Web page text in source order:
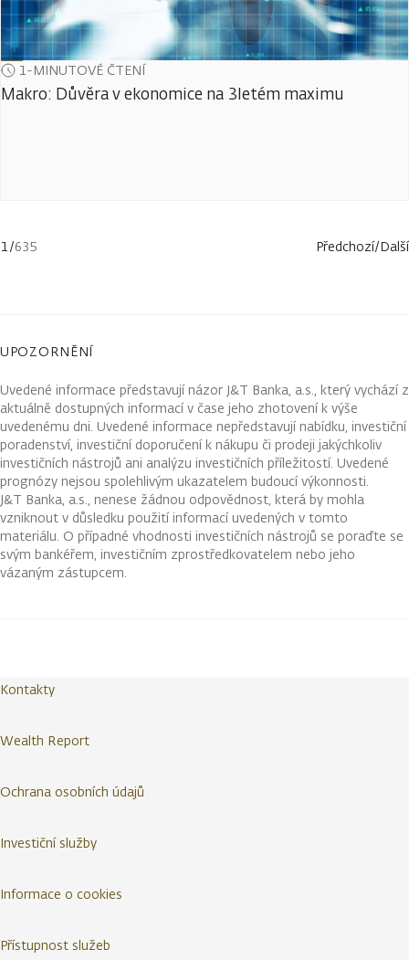
1-MINUTOVÉ ČTENÍ
Makro: Důvěra v ekonomice na 3letém maximu
1/635 Předchozí/Další
UPOZORNĚNÍ
Uvedené informace představují názor J&T Banka, a.s., který vychází z
aktuálně dostupných informací v čase jeho zhotovení k výše
uvedenému dni. Uvedené informace nepředstavují nabídku, investiční
poradenství, investiční doporučení k nákupu či prodeji jakýchkoliv
investičních nástrojů ani analýzu investičních příležitostí. Uvedené
prognózy nejsou spolehlivým ukazatelem budoucí výkonnosti.
J&T Banka, a.s., nenese žádnou odpovědnost, která by mohla
vzniknout v důsledku použití informací uvedených v tomto
materiálu. O případné vhodnosti investičních nástrojů se poraďte se
svým bankéřem, investičním zprostředkovatelem nebo jeho
vázaným zástupcem.
Kontakty
Wealth Report
Ochrana osobních údajů
Investiční služby
Informace o cookies
Přístupnost služeb